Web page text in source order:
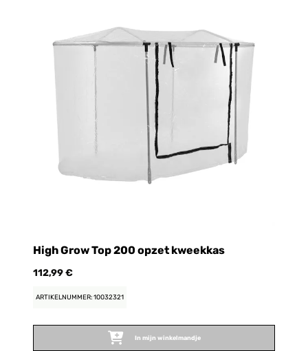
High Grow Top 200 opzet kweekkas
112,99 €
ARTIKELNUMMER: 10032321
In mijn winkelmandje